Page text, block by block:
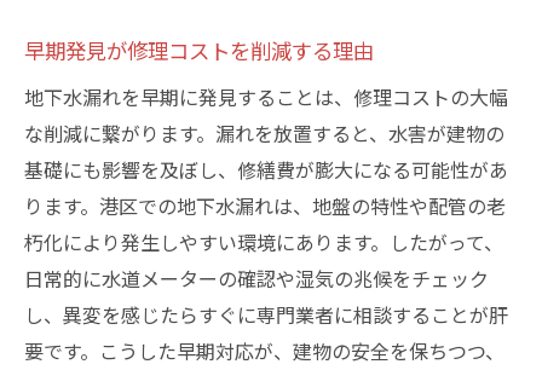
定期メンテナンスのスケジュールを組む
維持管理に必要な知識と準備
プロのアドバイスを活かす方法
住環境を守るための共通理解
長期的な視点で考える維持管理
港区の地下水漏れ修理の最新技術とその効果
最新の修理技術がもたらすメリット
環境に優しい修理方法の選択肢
早期発見が修理コストを削減する理由
地下水漏れを早期に発見することは、修理コストの大幅
な削減に繋がります。漏れを放置すると、水害が建物の
基礎にも影響を及ぼし、修繕費が膨大になる可能性があ
ります。港区での地下水漏れは、地盤の特性や配管の老
朽化により発生しやすい環境にあります。したがって、
日常的に水道メーターの確認や湿気の兆候をチェック
し、異変を感じたらすぐに専門業者に相談することが肝
要です。こうした早期対応が、建物の安全を保ちつつ、